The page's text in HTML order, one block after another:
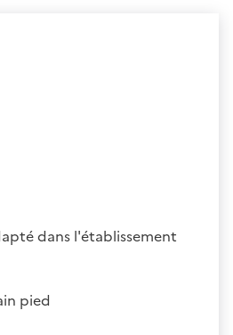
dans l'établissement
pied